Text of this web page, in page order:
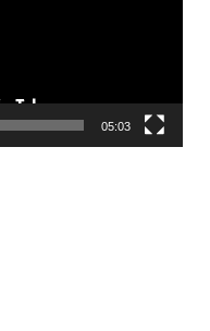
05:03